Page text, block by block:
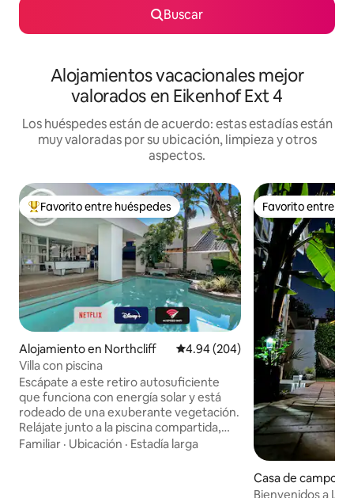
Buscar
Alojamientos vacacionales mejor
valorados en Eikenhof Ext 4
Los huéspedes están de acuerdo: estas estadías están
muy valoradas por su ubicación, limpieza y otros
aspectos.
Favorito entre huéspedes preferido
Favorito entre huéspedes
Alojamiento en Northcliff Calificación promedio: 4.94 de
4.94 (204)
Villa con piscina
Escápate a este retiro autosuficiente
que funciona con energía solar y está
rodeado de una exuberante vegetación.
Relájate junto a la piscina compartida,
disfruta de una partida de billar en el
Familiar · Ubicación · Estadía larga
Favorito entre
Favorito entre
Casa de campo
e
Bienvenidos a